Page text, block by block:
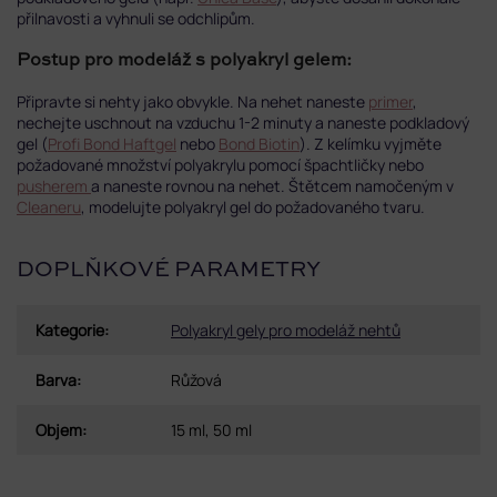
přilnavosti a vyhnuli se odchlipům.
Postup pro modeláž s polyakryl gelem:
Připravte si nehty jako obvykle. Na nehet naneste primer,
nechejte uschnout na vzduchu 1-2 minuty a naneste podkladový
gel (Profi Bond Haftgel nebo Bond Biotin). Z kelímku vyjměte
požadované množství polyakrylu pomocí špachtličky nebo
pusherem a naneste rovnou na nehet. Štětcem namočeným v
Cleaneru, modelujte polyakryl gel do požadovaného tvaru.
DOPLŇKOVÉ PARAMETRY
Kategorie: Polyakryl gely pro modeláž nehtů
Barva: Růžová
Objem: 15 ml, 50 ml